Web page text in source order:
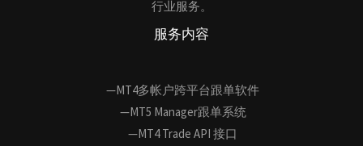
行业服务。
服务内容
—MT4多帐户跨平台跟单软件
—MT5 Manager跟单系统
—MT4 Trade API 接口